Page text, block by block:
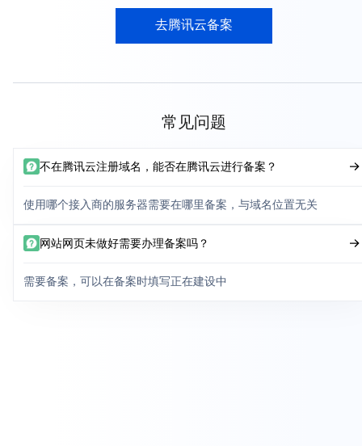
去腾讯云备案
常见问题
不在腾讯云注册域名，能否在腾讯云进行备案？
使用哪个接入商的服务器需要在哪里备案，与域名位置无关
网站网页未做好需要办理备案吗？
需要备案，可以在备案时填写正在建设中